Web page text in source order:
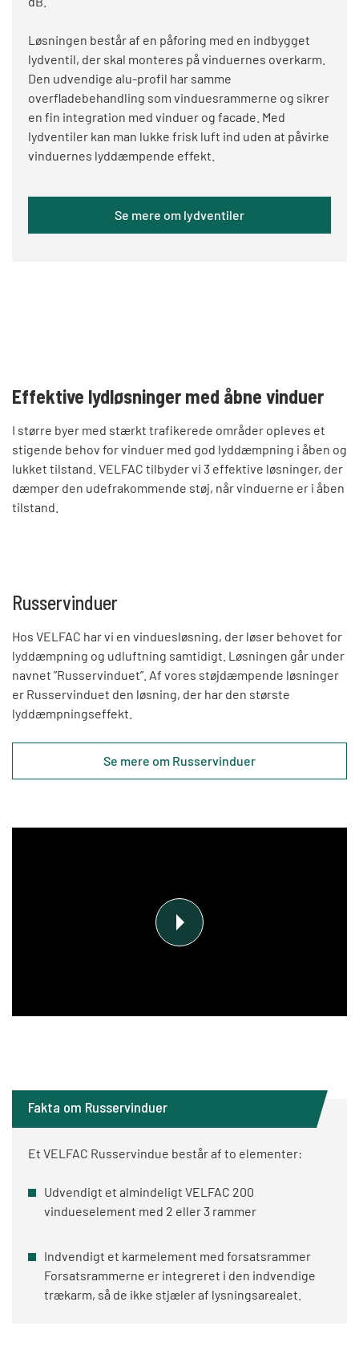
Løsningen består af en påforing med en indbygget
lydventil, der skal monteres på vinduernes overkarm.
Den udvendige alu-profil har samme
overfladebehandling som vinduesrammerne og sikrer
en fin integration med vinduer og facade. Med
lydventiler kan man lukke frisk luft ind uden at påvirke
vinduernes lyddæmpende effekt.
Se mere om lydventiler
Effektive lydløsninger med åbne vinduer
I større byer med stærkt trafikerede områder opleves et
stigende behov for vinduer med god lyddæmpning i åben og
lukket tilstand. VELFAC tilbyder vi 3 effektive løsninger, der
dæmper den udefrakommende støj, når vinduerne er i åben
tilstand.
Russervinduer
Hos VELFAC har vi en vinduesløsning, der løser behovet for
lyddæmpning og udluftning samtidigt. Løsningen går under
navnet ”Russervinduet”. Af vores støjdæmpende løsninger
er Russervinduet den løsning, der har den største
lyddæmpningseffekt.
Se mere om Russervinduer
Fakta om Russervinduer
Et VELFAC Russervindue består af to elementer:
Udvendigt et almindeligt VELFAC 200
vindueselement med 2 eller 3 rammer
Indvendigt et karmelement med forsatsrammer
Forsatsrammerne er integreret i den indvendige
trækarm, så de ikke stjæler af lysningsarealet.